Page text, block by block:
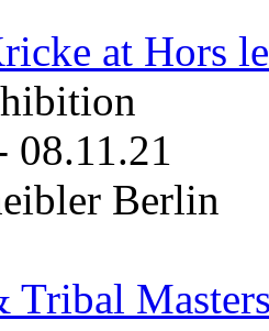
at Hors
08.11.21
Berlin
Tribal